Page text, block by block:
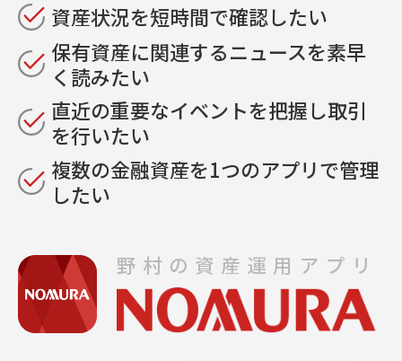
資産状況を短時間で確認したい
保有資産に関連するニュースを素早
く読みたい
直近の重要なイベントを把握し取引
を行いたい
複数の金融資産を1つのアプリで管理
したい
野村の資産運用アプリ